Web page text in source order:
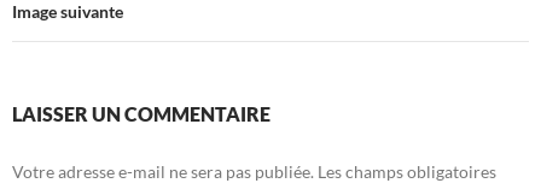
Image suivante
LAISSER UN COMMENTAIRE
Votre adresse e-mail ne sera pas publiée. Les champs obligatoires